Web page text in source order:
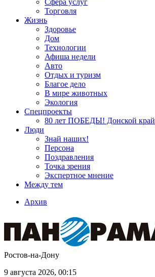
Сфера услуг
Торговля
Жизнь
Здоровье
Дом
Технологии
Афиша недели
Авто
Отдых и туризм
Благое дело
В мире животных
Экология
Спецпроекты
80 лет ПОБЕДЫ! Донской край
Люди
Знай наших!
Персона
Поздравления
Точка зрения
Экспертное мнение
Между тем
Архив
Ростов-на-Дону
9 августа 2026, 00:15